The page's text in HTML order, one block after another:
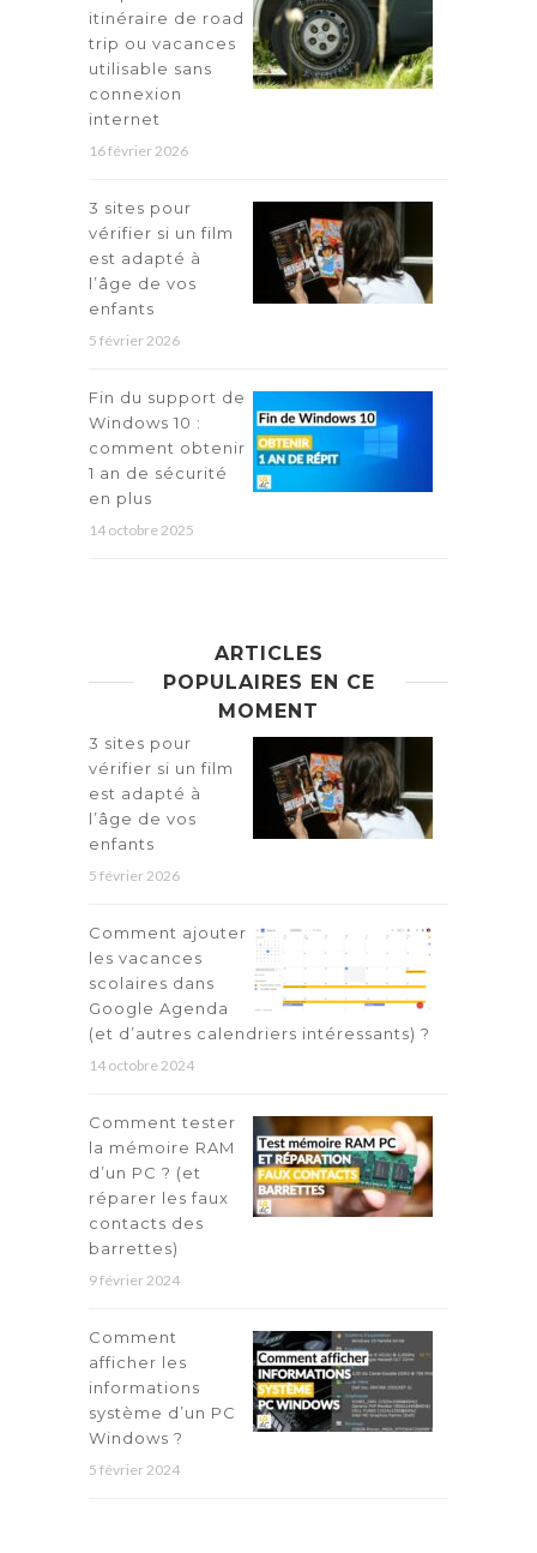
itinéraire de road
trip ou vacances
utilisable sans
connexion
internet
16 février 2026
3 sites pour
vérifier si un film
est adapté à
l’âge de vos
enfants
5 février 2026
Fin du support de
Windows 10 :
comment obtenir
1 an de sécurité
en plus
14 octobre 2025
ARTICLES
POPULAIRES EN CE
MOMENT
3 sites pour
vérifier si un film
est adapté à
l’âge de vos
enfants
5 février 2026
Comment ajouter
les vacances
scolaires dans
Google Agenda
(et d’autres calendriers intéressants) ?
14 octobre 2024
Comment tester
la mémoire RAM
d’un PC ? (et
réparer les faux
contacts des
barrettes)
9 février 2024
Comment
afficher les
informations
système d’un PC
Windows ?
5 février 2024